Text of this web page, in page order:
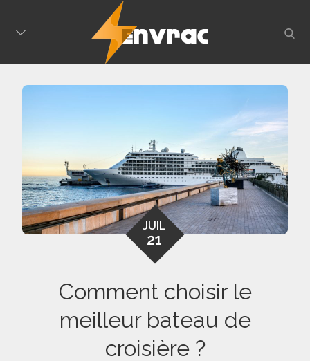
JUIL
21
Comment choisir le
meilleur bateau de
croisière ?